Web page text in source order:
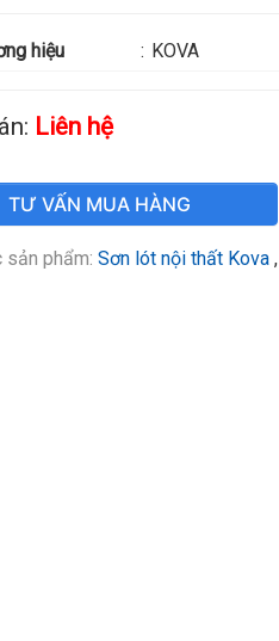
hiệu : KOVA
Liên hệ
TƯ VẤN MUA HÀNG
sản phẩm: Sơn lót nội thất Kova ,